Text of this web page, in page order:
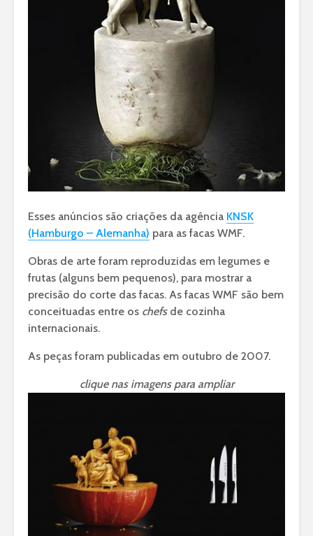
Esses anúncios são criações da agência KNSK
(Hamburgo – Alemanha) para as facas WMF.
Obras de arte foram reproduzidas em legumes e
frutas (alguns bem pequenos), para mostrar a
precisão do corte das facas. As facas WMF são bem
conceituadas entre os chefsde cozinha
internacionais.
As peças foram publicadas em outubro de 2007.
clique nas imagens para ampliar